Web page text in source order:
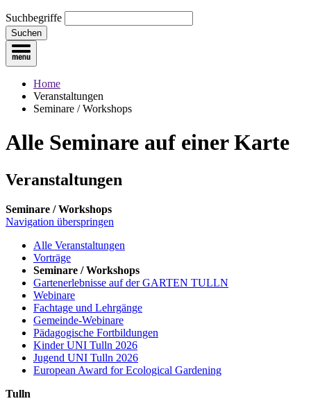
Suchbegriffe
Suchen
Home
Veranstaltungen
Seminare / Workshops
Alle Seminare auf einer Karte
Veranstaltungen
Seminare / Workshops
Navigation überspringen
Alle Veranstaltungen
Vorträge
Seminare / Workshops
Gartenerlebnisse auf der GARTEN TULLN
Webinare
Fachtage und Lehrgänge
Gemeinde-Webinare
Pädagogische Fortbildungen
Kinder UNI Tulln 2026
Jugend UNI Tulln 2026
European Award for Ecological Gardening
Tulln